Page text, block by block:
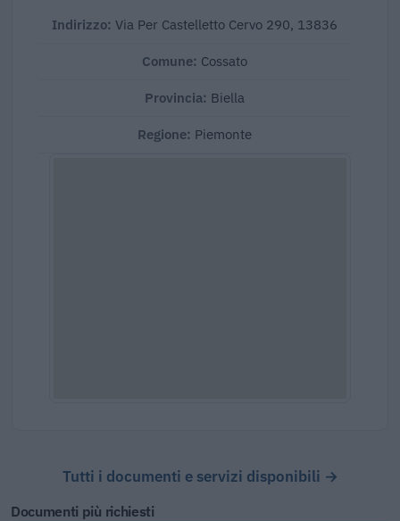
Indirizzo: Via Per Castelletto Cervo 290, 13836
Comune: Cossato
Provincia: Biella
Regione: Piemonte
Tutti i documenti e servizi disponibili →
Documenti più richiesti